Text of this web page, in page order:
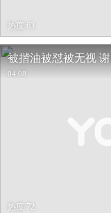
热度 63
被揩油被怼被无视
04:08
热度 72